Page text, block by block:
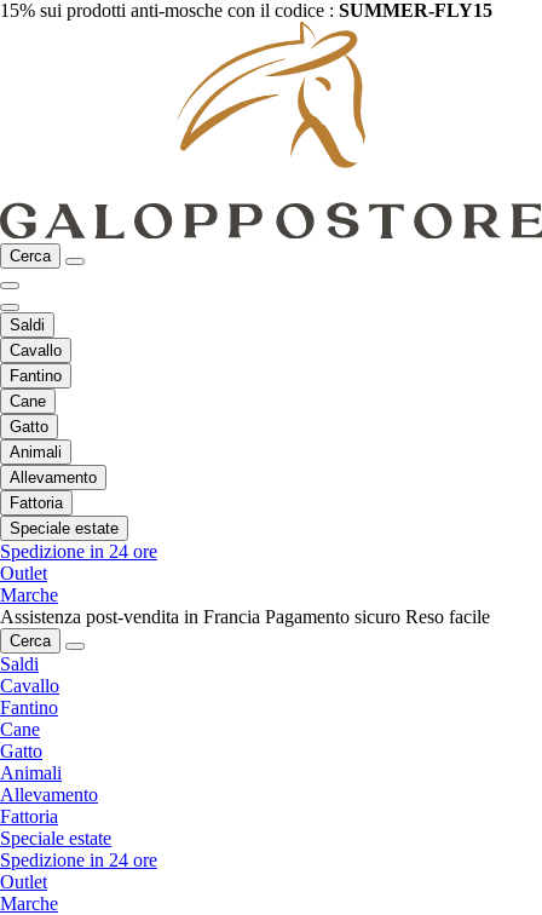
15% sui prodotti anti-mosche con il codice : SUMMER-FLY15
Cerca
Saldi
Cavallo
Fantino
Cane
Gatto
Animali
Allevamento
Fattoria
Speciale estate
Spedizione in 24 ore
Outlet
Marche
Assistenza post-vendita in Francia Pagamento sicuro Reso facile
Cerca
Saldi
Cavallo
Fantino
Cane
Gatto
Animali
Allevamento
Fattoria
Speciale estate
Spedizione in 24 ore
Outlet
Marche